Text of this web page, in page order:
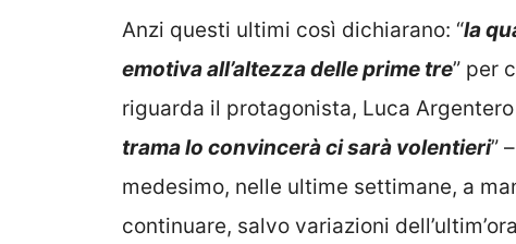
Anzi questi ultimi così dichiarano: “la
emotiva all’altezza delle prime tre” per
riguarda il protagonista, Luca Argentero
trama lo convincerà ci sarà volentieri”
medesimo, nelle ultime settimane, a
continuare, salvo variazioni